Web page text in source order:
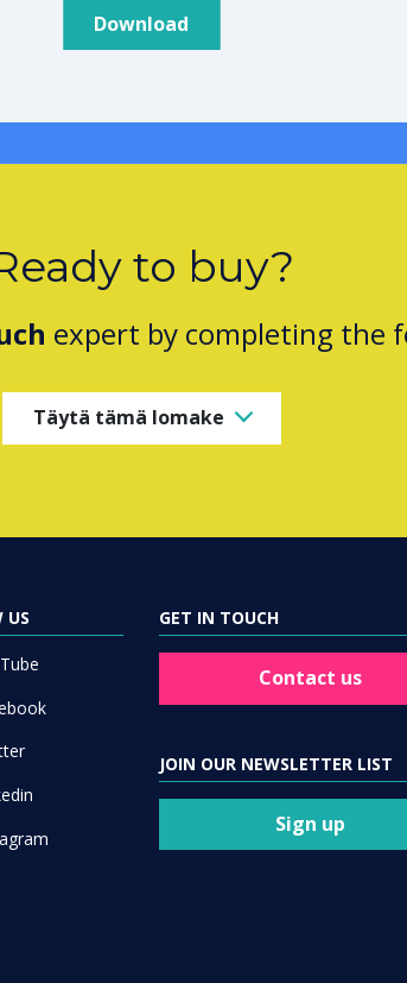
Download
to buy?
expert by completing the
Täytä tämä lomake
US GET IN TOUCH
Contact us
JOIN OUR NEWSLETTER LIST
Sign up